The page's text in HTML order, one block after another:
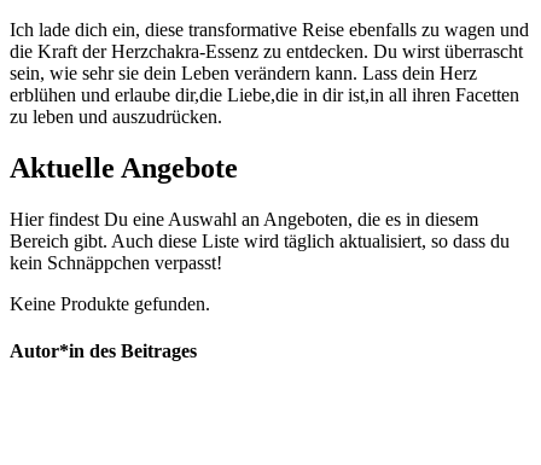
Ich‌ lade ‍dich ein, diese ​transformative Reise ebenfalls⁢ zu wagen und
die Kraft⁢ der Herzchakra-Essenz⁢ zu​ entdecken. Du wirst ‍überrascht
sein, wie sehr sie dein Leben verändern kann.​ Lass dein Herz
erblühen und erlaube dir,die​ Liebe,die in‌ dir ist,in all ihren Facetten⁢
zu leben und auszudrücken.
Aktuelle Angebote
Hier findest Du eine Auswahl an Angeboten, die es in diesem
Bereich gibt. Auch diese Liste wird täglich aktualisiert, so dass du
kein Schnäppchen verpasst!
Keine Produkte gefunden.
Autor*in des Beitrages